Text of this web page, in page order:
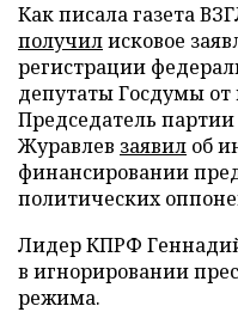
Как писала газета
получилисковое
регистрации
депутаты Госдумы от
Председатель
Журавлев заявил об
финансировании
политических
Лидер КПРФ
в игнорировании
режима.